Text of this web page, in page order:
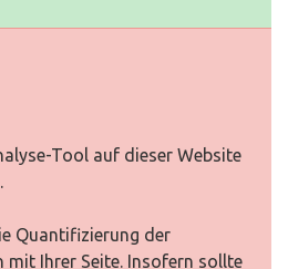
Tool auf dieser Website
Quantifizierung der
mit Ihrer Seite. Insofern sollte